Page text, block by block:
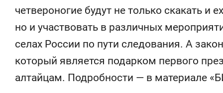
четвероногие будут не только скакать и
но и участвовать в различных
селах России по пути следования. А
который является подарком первого
алтайцам. Подробности — в материале